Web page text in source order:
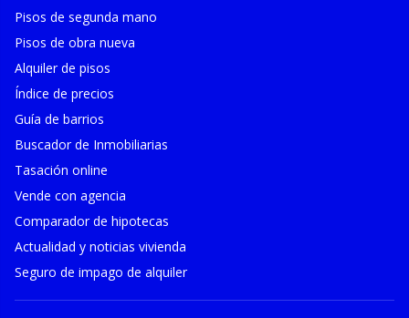
Pisos de segunda mano
Pisos de obra nueva
Alquiler de pisos
Índice de precios
Guía de barrios
Buscador de Inmobiliarias
Tasación online
Vende con agencia
Comparador de hipotecas
Actualidad y noticias vivienda
Seguro de impago de alquiler